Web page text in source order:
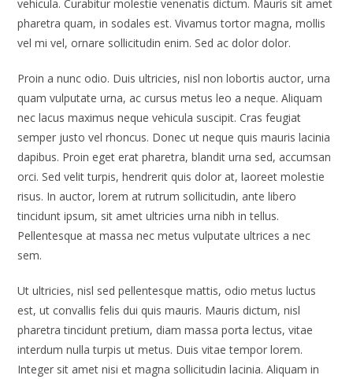
vehicula. Curabitur molestie venenatis dictum. Mauris sit amet
pharetra quam, in sodales est. Vivamus tortor magna, mollis
vel mi vel, ornare sollicitudin enim. Sed ac dolor dolor.
Proin a nunc odio. Duis ultricies, nisl non lobortis auctor, urna
quam vulputate urna, ac cursus metus leo a neque. Aliquam
nec lacus maximus neque vehicula suscipit. Cras feugiat
semper justo vel rhoncus. Donec ut neque quis mauris lacinia
dapibus. Proin eget erat pharetra, blandit urna sed, accumsan
orci. Sed velit turpis, hendrerit quis dolor at, laoreet molestie
risus. In auctor, lorem at rutrum sollicitudin, ante libero
tincidunt ipsum, sit amet ultricies urna nibh in tellus.
Pellentesque at massa nec metus vulputate ultrices a nec
sem.
Ut ultricies, nisl sed pellentesque mattis, odio metus luctus
est, ut convallis felis dui quis mauris. Mauris dictum, nisl
pharetra tincidunt pretium, diam massa porta lectus, vitae
interdum nulla turpis ut metus. Duis vitae tempor lorem.
Integer sit amet nisi et magna sollicitudin lacinia. Aliquam in